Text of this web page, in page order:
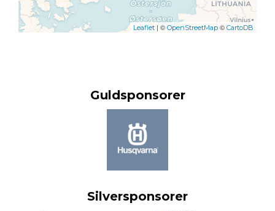
Leaflet | © OpenStreetMap © CartoDB
Guldsponsorer
Silversponsorer